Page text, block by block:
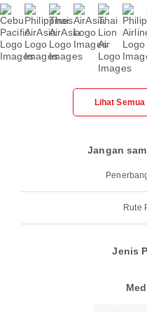
Lihat
Jangan
Rute
Jenis